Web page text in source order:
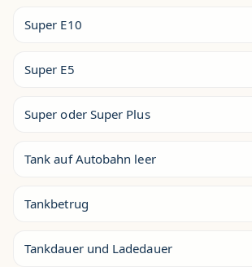
Super E10
Super E5
Super oder Super Plus
Tank auf Autobahn leer
Tankbetrug
Tankdauer und Ladedauer